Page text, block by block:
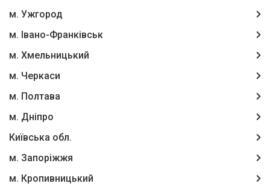
м. Ужгород
м. Івано-Франківськ
м. Хмельницький
м. Черкаси
м. Полтава
м. Дніпро
Київська обл.
м. Запоріжжя
м. Кропивницький